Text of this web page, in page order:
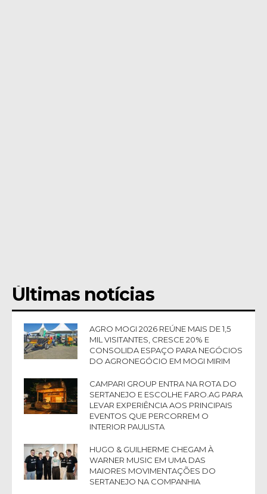
Últimas notícias
AGRO MOGI 2026 REÚNE MAIS DE 1,5
MIL VISITANTES, CRESCE 20% E
CONSOLIDA ESPAÇO PARA NEGÓCIOS
DO AGRONEGÓCIO EM MOGI MIRIM
CAMPARI GROUP ENTRA NA ROTA DO
SERTANEJO E ESCOLHE FARO.AG PARA
LEVAR EXPERIÊNCIA AOS PRINCIPAIS
EVENTOS QUE PERCORREM O
INTERIOR PAULISTA
HUGO & GUILHERME CHEGAM À
WARNER MUSIC EM UMA DAS
MAIORES MOVIMENTAÇÕES DO
SERTANEJO NA COMPANHIA